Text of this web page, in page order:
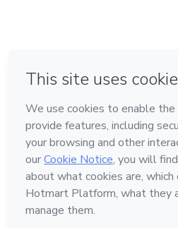
Feito com ❤ na Cidade do México
Conheça a Hotmart
Idioma
Português